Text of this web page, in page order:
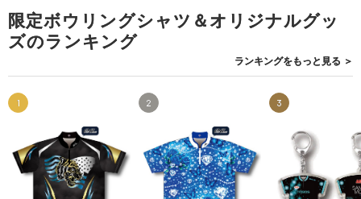
限定ボウリングシャツ＆オリジナルグッ
ズのランキング
ランキングをもっと見る ＞
1 2 3